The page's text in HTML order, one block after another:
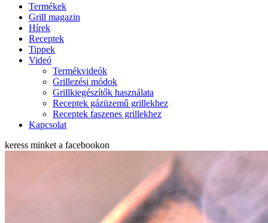
Termékek
Grill magazin
Hírek
Receptek
Tippek
Videó
Termékvideók
Grillezési módok
Grillkiegészítők használata
Receptek gázüzemű grillekhez
Receptek faszenes grillekhez
Kapcsolat
keress minket a facebookon